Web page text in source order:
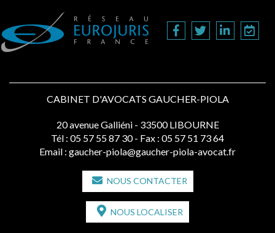
CABINET D'AVOCATS GAUCHER-PIOLA
20 avenue Galliéni - 33500 LIBOURNE
Tél : 05 57 55 87 30 - Fax : 05 57 51 73 64
Email : gaucher-piola@gaucher-piola-avocat.fr
NOUS CONTACTER
NOUS LOCALISER